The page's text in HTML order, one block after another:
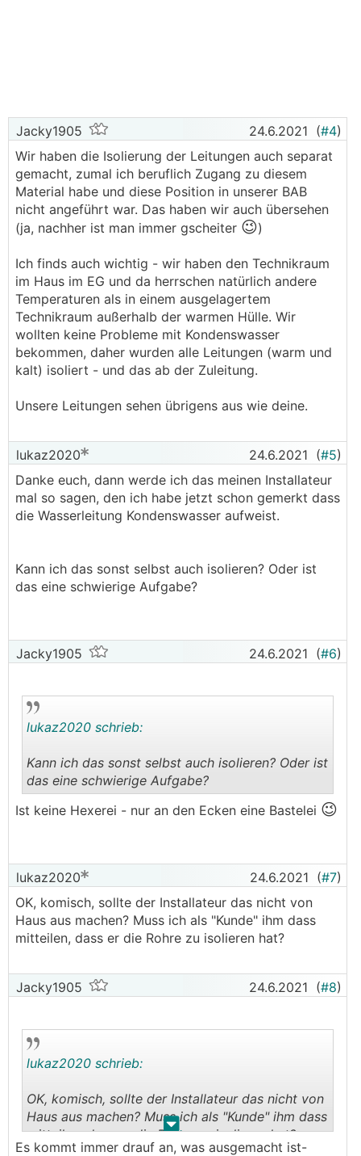
Jacky1905 24.6.2021 (#4)
Wir haben die Isolierung der Leitungen auch separat
gemacht, zumal ich beruflich Zugang zu diesem
Material habe und diese Position in unserer BAB
nicht angeführt war. Das haben wir auch übersehen
(ja, nachher ist man immer gscheiter 😉)
Ich finds auch wichtig - wir haben den Technikraum
im Haus im EG und da herrschen natürlich andere
Temperaturen als in einem ausgelagertem
Technikraum außerhalb der warmen Hülle. Wir
wollten keine Probleme mit Kondenswasser
bekommen, daher wurden alle Leitungen (warm und
kalt) isoliert - und das ab der Zuleitung.
Unsere Leitungen sehen übrigens aus wie deine.
lukaz2020 24.6.2021 (#5)
Danke euch, dann werde ich das meinen Installateur
mal so sagen, den ich habe jetzt schon gemerkt dass
die Wasserleitung Kondenswasser aufweist.
Kann ich das sonst selbst auch isolieren? Oder ist
das eine schwierige Aufgabe?
Jacky1905 24.6.2021 (#6)
..
lukaz2020 schrieb:
Kann ich das sonst selbst auch isolieren? Oder ist
das eine schwierige Aufgabe?
Ist keine Hexerei - nur an den Ecken eine Bastelei 😉
lukaz2020 24.6.2021 (#7)
OK, komisch, sollte der Installateur das nicht von
Haus aus machen? Muss ich als "Kunde" ihm dass
mitteilen, dass er die Rohre zu isolieren hat?
Jacky1905 24.6.2021 (#8)
. .
lukaz2020 schrieb:
OK, komisch, sollte der Installateur das nicht von
Haus aus machen? Muss ich als "Kunde" ihm dass
mitteilen, dass er die Rohre zu isolieren hat?
Es kommt immer drauf an, was ausgemacht ist-